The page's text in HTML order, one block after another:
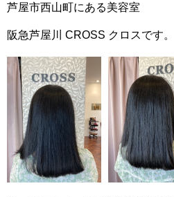
芦屋市西山町にある美容室
阪急芦屋川 CROSS クロスです。